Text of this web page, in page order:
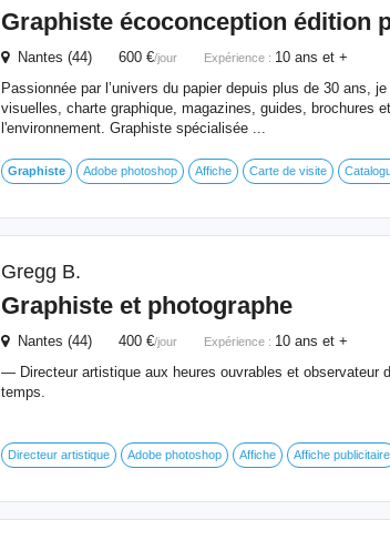
Graphisteécoconception édition
Nantes (44) 600 €/jour Expérience : 10 ans et +
Passionnée par l’univers du papier depuis plus de 30 ans,
visuelles, charte graphique, magazines, guides, brochures
l'environnement. Graphiste spécialisée ...
Graphiste Adobe photoshop Affiche Carte de visite
Gregg B.
Graphisteet photographe
Nantes (44) 400 €/jour Expérience : 10 ans et +
— Directeur artistique aux heures ouvrables et observateur
temps.
Directeur artistique Adobe photoshop Affiche Affiche publicitaire